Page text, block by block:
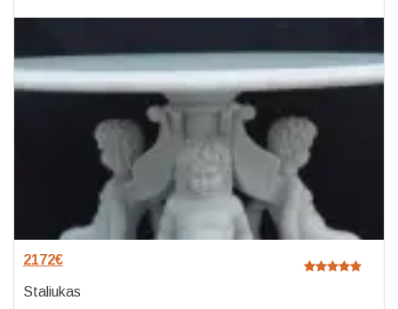
2172€
Staliukas